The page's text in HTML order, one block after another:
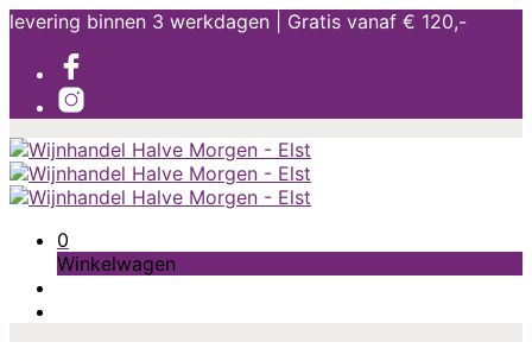
levering binnen 3 werkdagen | Gratis vanaf € 120,-
0
Winkelwagen